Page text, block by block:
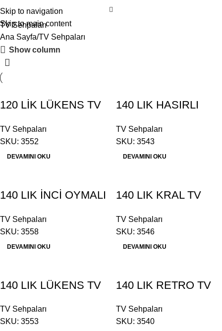
Skip to navigation
Skip to main content
TV Sehpaları
Ana Sayfa TV Sehpaları
Show column
120 LİK LÜKENS TV
TV Sehpaları
SKU: 3552
DEVAMINI OKU
140 LIK HASIRLI
TV Sehpaları
SKU: 3543
DEVAMINI OKU
140 LIK İNCİ OYMALI
TV Sehpaları
SKU: 3558
DEVAMINI OKU
140 LIK KRAL TV
TV Sehpaları
SKU: 3546
DEVAMINI OKU
140 LIK LÜKENS TV
TV Sehpaları
SKU: 3553
140 LIK RETRO TV
TV Sehpaları
SKU: 3540